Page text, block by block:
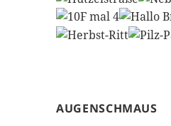
AUGENSCHMAUS